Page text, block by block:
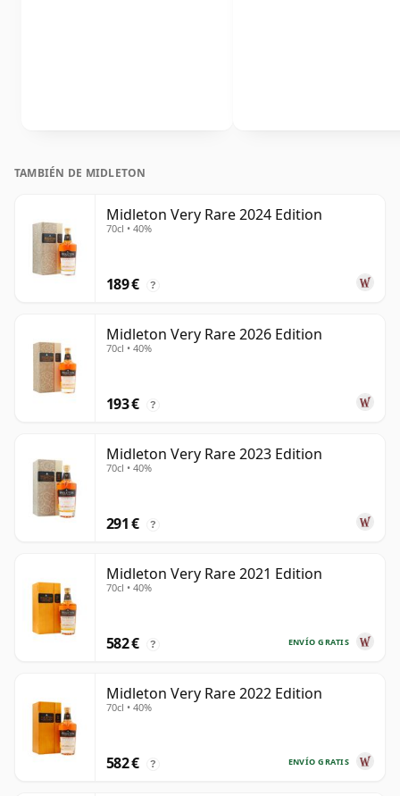
TAMBIÉN DE MIDLETON
Midleton Very Rare 2024 Edition
70cl • 40%
189 € ?
Midleton Very Rare 2026 Edition
70cl • 40%
193 € ?
Midleton Very Rare 2023 Edition
70cl • 40%
291 € ?
Midleton Very Rare 2021 Edition
70cl • 40%
ENVÍO GRATIS
582 € ?
Midleton Very Rare 2022 Edition
70cl • 40%
ENVÍO GRATIS
582 € ?